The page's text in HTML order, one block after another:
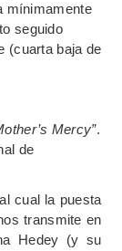
mínimamente
seguido
(cuarta baja de
Mercy”.
de
cual la puesta
transmite en
Hedey (y su